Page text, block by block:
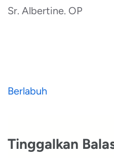
Sr. Albertine. OP
Navigasi
Berlabuh
Tinggalkan